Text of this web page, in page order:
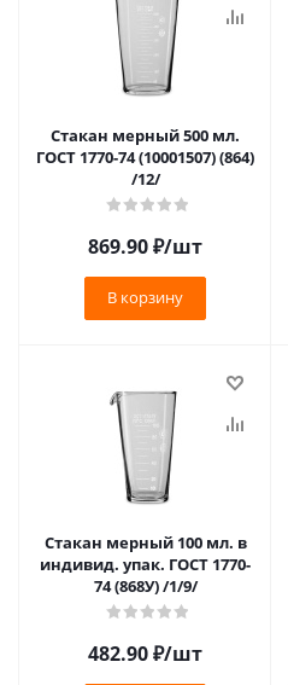
Стакан мерный 500 мл.
ГОСТ 1770-74 (10001507) (864)
/12/
869.90₽/шт
В корзину
Стакан мерный 100 мл. в
индивид. упак. ГОСТ 1770-
74 (868У) /1/9/
482.90₽/шт